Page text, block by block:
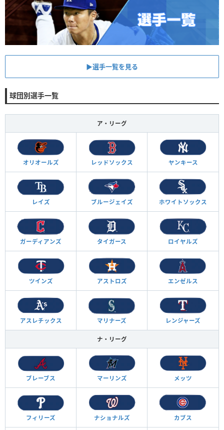
▶︎選手一覧を見る
球団別選手一覧
ア・リーグ
オリオールズ レッドソックス ヤンキース
レイズ ブルージェイズ ホワイトソックス
ガーディアンズ タイガース ロイヤルズ
ツインズ アストロズ エンゼルス
アスレチックス マリナーズ レンジャーズ
ナ・リーグ
ブレーブス マーリンズ メッツ
フィリーズ ナショナルズ カブス